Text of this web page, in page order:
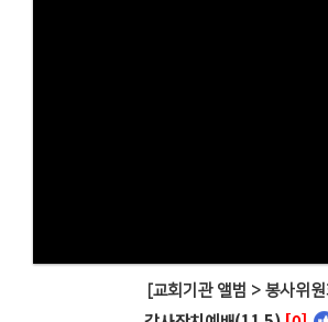
[교회기관 앨범 > 봉사위원